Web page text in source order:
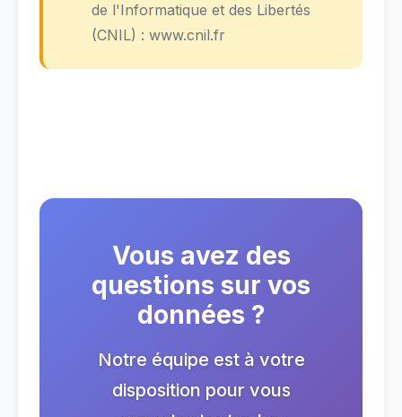
de l'Informatique et des Libertés
(CNIL) : www.cnil.fr
Vous avez des
questions sur vos
données ?
Notre équipe est à votre
disposition pour vous